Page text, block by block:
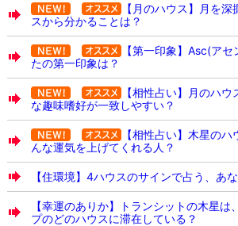
【月のハウス】月を深
スから分かることは？
【第一印象】Asc(アセ
たの第一印象は？
【相性占い】月のハウ
な趣味嗜好が一致しやすい？
【相性占い】木星のハ
んな運気を上げてくれる人？
【住環境】4ハウスのサインで占う、あ
【幸運のありか】トランシットの木星は
プのどのハウスに滞在している？